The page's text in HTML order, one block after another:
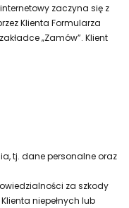
zaczyna się z
Klienta Formularza
„Zamów”. Klient
tj. dane personalne oraz
za szkody
niepełnych lub